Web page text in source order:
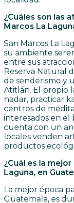
¿Cuáles son las
Marcos La
San Marcos La
su ambiente
entre sus
Reserva Natural
de senderismo y
Atitlán. El propio
nadar, practicar
centros de
interesados en el
cuenta con un
locales venden
productos
¿Cuál es la
Laguna, en
La mejor época
Guatemala, es